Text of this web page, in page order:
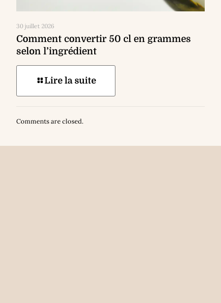
30 juillet 2026
Comment convertir 50 cl en grammes
selon l’ingrédient
Lire la suite
Comments are closed.